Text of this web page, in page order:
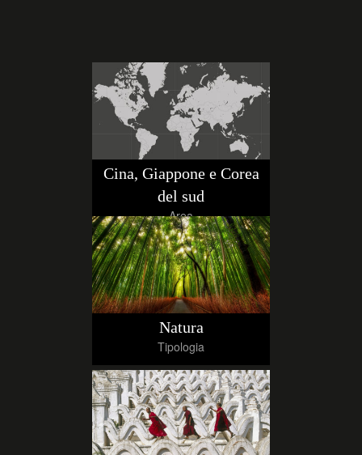
Cina, Giappone e Corea
del sud
Area
Natura
Tipologia